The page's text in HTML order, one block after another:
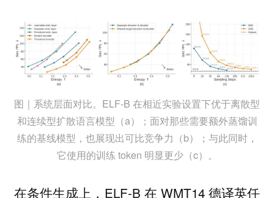
图｜系统层面对比。ELF-B 在相近实验设置下优于离散型
和连续型扩散语言模型（a）；面对那些需要额外蒸馏训
练的基线模型，也展现出可比竞争力（b）；与此同时，
它使用的训练 token 明显更少（c）。
在条件生成上，ELF-B 在 WMT14 德译英任